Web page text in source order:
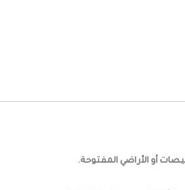
أو الأراضي المفتوحة.